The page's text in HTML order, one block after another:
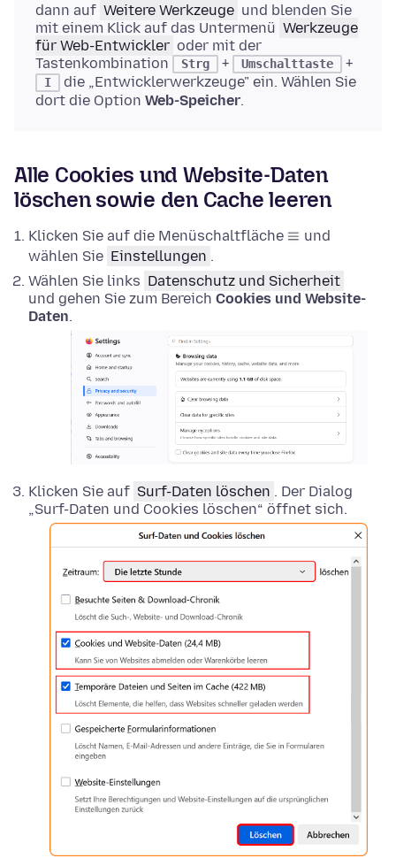
dann auf Weitere Werkzeuge und blenden Sie
mit einem Klick auf das Untermenü Werkzeuge
für Web-Entwickler oder mit der
Tastenkombination
Strg + Umschalttaste +
I
die „Entwicklerwerkzeuge" ein. Wählen Sie
dort die Option Web-Speicher.
Alle Cookies und Website-Daten
löschen sowie den Cache leeren
Klicken Sie auf die Menüschaltfläche
und
wählen Sie Einstellungen .
Wählen Sie links Datenschutz und Sicherheit
und gehen Sie zum Bereich Cookies und Website-
Daten.
Klicken Sie auf Surf-Daten löschen . Der Dialog
„Surf-Daten und Cookies löschen“ öffnet sich.